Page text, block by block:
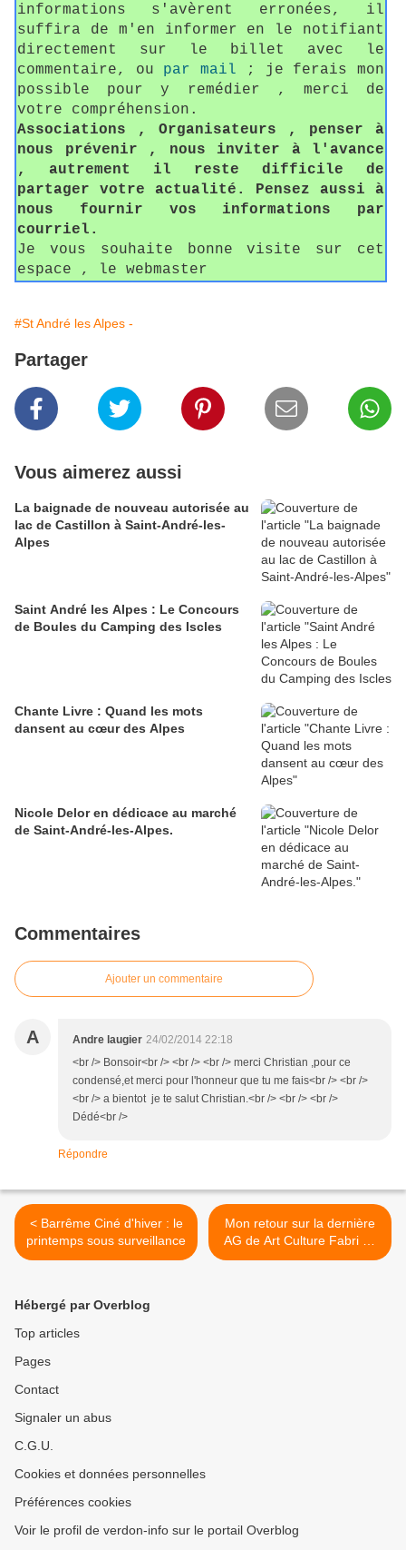
informations s'avèrent erronées, il
suffira de m'en informer en le notifiant
directement sur le billet avec le
commentaire, ou par mail ; je ferais mon
possible pour y remédier , merci de
votre compréhension.
Associations , Organisateurs , penser à
nous prévenir , nous inviter à l'avance
, autrement il reste difficile de
partager votre actualité. Pensez aussi à
nous fournir vos informations par
courriel.
Je vous souhaite bonne visite sur cet
espace , le webmaster
#St André les Alpes -
Partager
Vous aimerez aussi
La baignade de nouveau autorisée au
lac de Castillon à Saint-André-les-
Alpes
Saint André les Alpes : Le Concours
de Boules du Camping des Iscles
Chante Livre : Quand les mots
dansent au cœur des Alpes
Nicole Delor en dédicace au marché
de Saint-André-les-Alpes.
Commentaires
Ajouter un commentaire
A Andre laugier 24/02/2014 22:18
<br /> Bonsoir<br /> <br /> <br /> merci Christian ,pour ce
condensé,et merci pour l'honneur que tu me fais<br /> <br />
<br /> a bientot je te salut Christian.<br /> <br /> <br />
Dédé<br />
Répondre
< Barrême Ciné d'hiver : le
printemps sous surveillance
Mon retour sur la dernière
AG de Art Culture Fabri de
Peiresc >
Hébergé par Overblog
Top articles
Pages
Contact
Signaler un abus
C.G.U.
Cookies et données personnelles
Préférences cookies
Voir le profil de verdon-info sur le portail Overblog